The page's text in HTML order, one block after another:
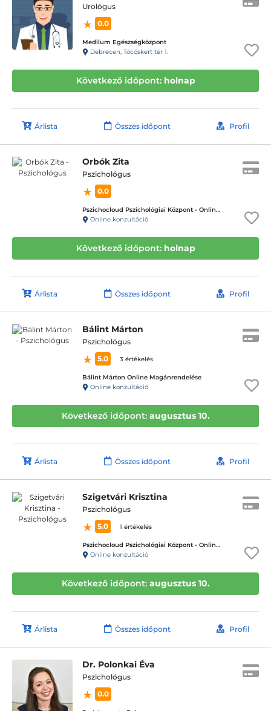
Urológus
0.0
Medilum Egészségközpont
Debrecen, Tócóskert tér 1.
Következő időpont: holnap
Árlista Összes időpont Profil
Orbók Zita
Pszichológus
0.0
Pszichocloud Pszichológiai Központ - Online ügyfélfogadás
Online konzultáció
Következő időpont: holnap
Árlista Összes időpont Profil
Bálint Márton
Pszichológus
5.0
3 értékelés
Bálint Márton Online Magánrendelése
Online konzultáció
Következő időpont: augusztus 10.
Árlista Összes időpont Profil
Szigetvári Krisztina
Pszichológus
5.0
1 értékelés
Pszichocloud Pszichológiai Központ - Online ügyfélfogadás
Online konzultáció
Következő időpont: augusztus 10.
Árlista Összes időpont Profil
Dr. Polonkai Éva
Pszichológus
0.0